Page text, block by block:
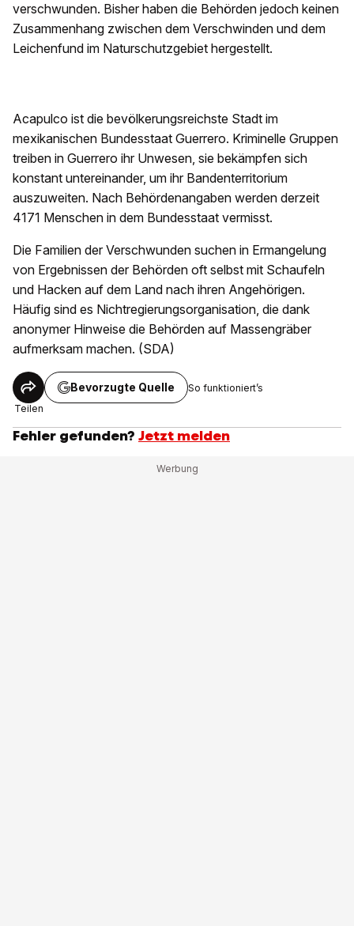
verschwunden. Bisher haben die Behörden jedoch keinen
Zusammenhang zwischen dem Verschwinden und dem
Leichenfund im Naturschutzgebiet hergestellt.
Acapulco ist die bevölkerungsreichste Stadt im
mexikanischen Bundesstaat Guerrero. Kriminelle Gruppen
treiben in Guerrero ihr Unwesen, sie bekämpfen sich
konstant untereinander, um ihr Bandenterritorium
auszuweiten. Nach Behördenangaben werden derzeit
4171 Menschen in dem Bundesstaat vermisst.
Die Familien der Verschwunden suchen in Ermangelung
von Ergebnissen der Behörden oft selbst mit Schaufeln
und Hacken auf dem Land nach ihren Angehörigen.
Häufig sind es Nichtregierungsorganisation, die dank
anonymer Hinweise die Behörden auf Massengräber
aufmerksam machen. (SDA)
Teilen
Bevorzugte Quelle So funktioniert’s
Fehler gefunden? Jetzt melden